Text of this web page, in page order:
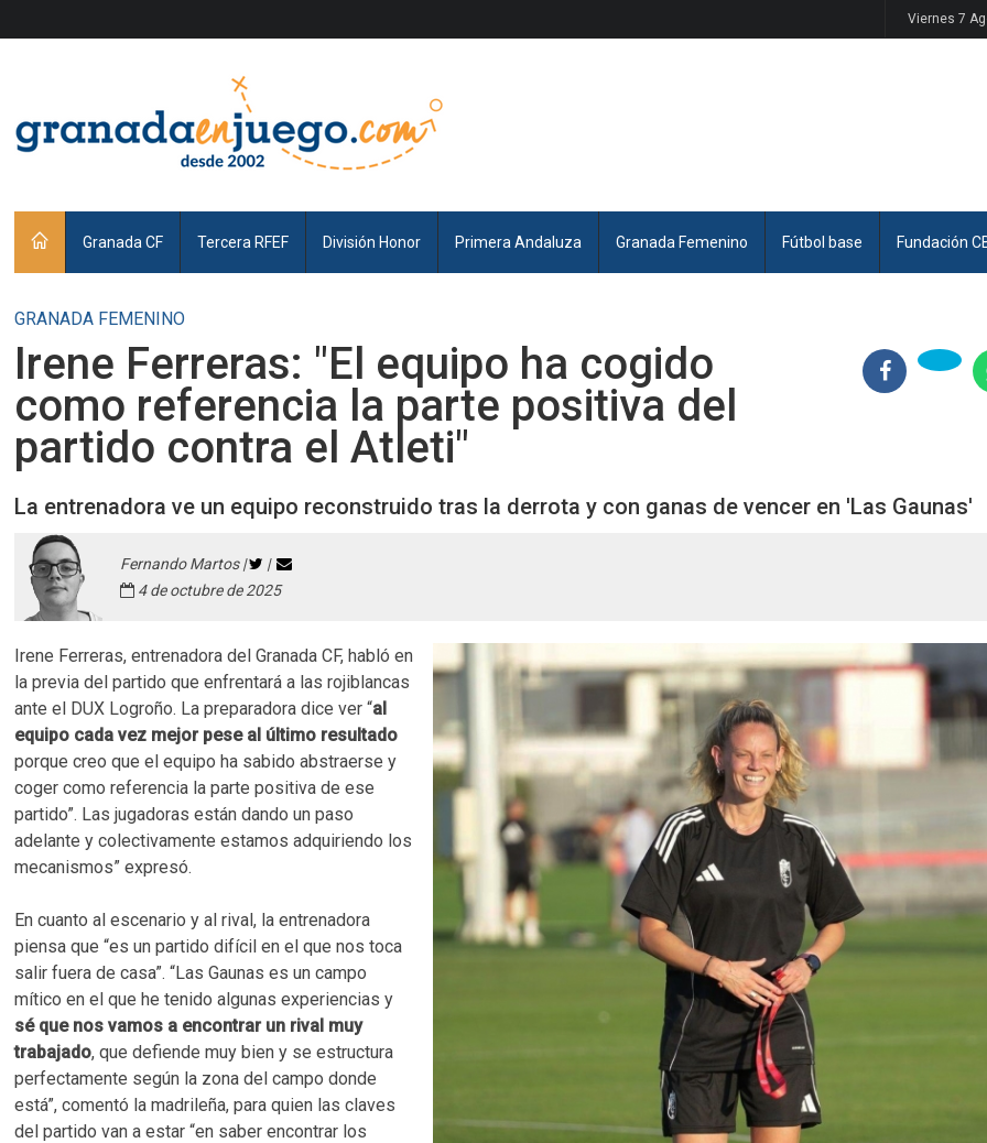
Viernes 7
Granada CF Tercera RFEF División Honor Primera Andaluza Granada Femenino Fútbol base Fundación
GRANADA FEMENINO
Irene Ferreras: "El equipo ha cogido
como referencia la parte positiva del
partido contra el Atleti"
La entrenadora ve un equipo reconstruido tras la derrota y con ganas de vencer en 'Las Gaunas'
Fernando Martos |
|
4 de octubre de 2025
Irene Ferreras, entrenadora del Granada CF, habló en
la previa del partido que enfrentará a las rojiblancas
ante el DUX Logroño. La preparadora dice ver “al
equipo cada vez mejor pese al último resultado
porque creo que el equipo ha sabido abstraerse y
coger como referencia la parte positiva de ese
partido”. Las jugadoras están dando un paso
adelante y colectivamente estamos adquiriendo los
mecanismos” expresó.
En cuanto al escenario y al rival, la entrenadora
piensa que “es un partido difícil en el que nos toca
salir fuera de casa”. “Las Gaunas es un campo
mítico en el que he tenido algunas experiencias y
sé que nos vamos a encontrar un rival muy
trabajado, que defiende muy bien y se estructura
perfectamente según la zona del campo donde
está”, comentó la madrileña, para quien las claves
del partido van a estar “en saber encontrar los